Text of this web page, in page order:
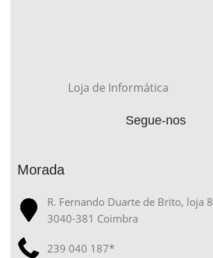
Loja de Informática
Segue-nos
Morada
R. Fernando Duarte de Brito, loja 8
3040-381 Coimbra
239 040 187*